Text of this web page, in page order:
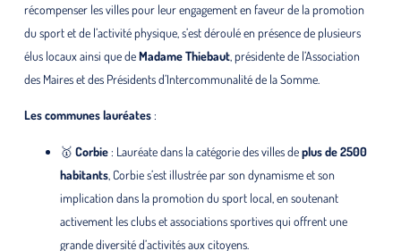
récompenser les villes pour leur engagement en faveur de la promotion
du sport et de l’activité physique, s’est déroulé en présence de plusieurs
élus locaux ainsi que deMadame Thiebaut, présidente de l’Association
des Maires et des Présidents d’Intercommunalité de la Somme.
Les communes lauréates:
🥇 Corbie: Lauréate dans la catégorie des villes deplus de 2500
habitants, Corbie s’est illustrée par son dynamisme et son
implication dans la promotion du sport local, en soutenant
activement les clubs et associations sportives qui offrent une
grande diversité d’activités aux citoyens.